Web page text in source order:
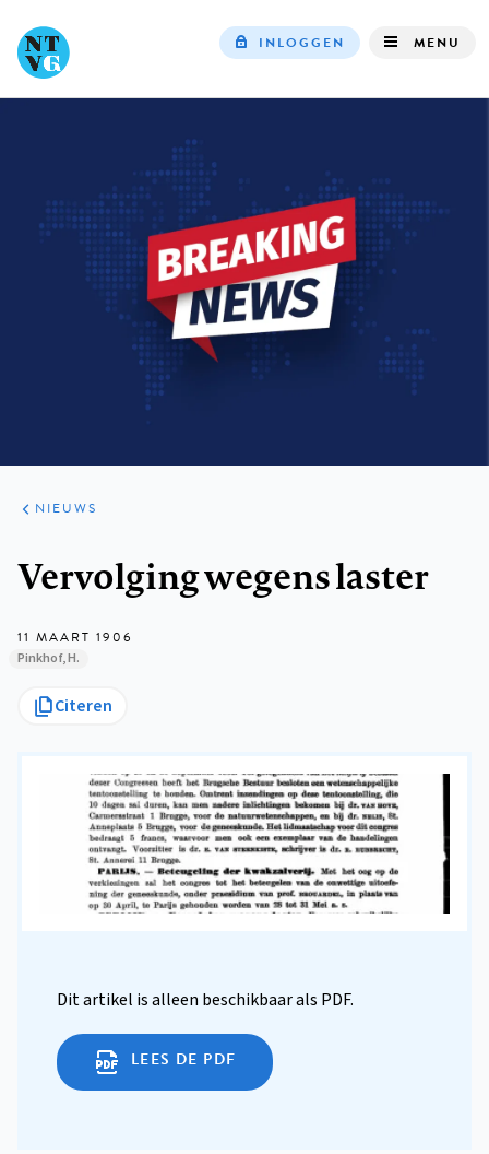
INLOGGEN MENU
ARTIKELEN
HET
KORT
NIEUWS
Vervolging wegens laster
11 MAART 1906
Pinkhof, H.
Citeren
Dit artikel is alleen beschikbaar als PDF.
LEES DE PDF